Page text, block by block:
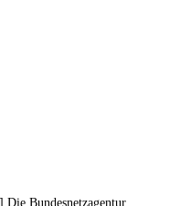
Die Bundesnetzagentur